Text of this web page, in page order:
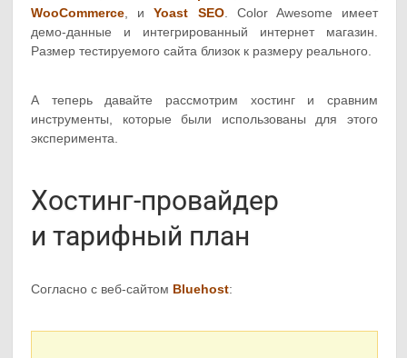
WooCommerce , иYoast SEO. Color Awesome имеет
демо-данные и интегрированный интернет магазин.
Размер тестируемого сайта близок к размеру реального.
А теперь давайте рассмотрим хостинг и сравним
инструменты, которые были использованы для этого
эксперимента.
Хостинг-провайдер
и тарифный план
Согласно с веб-сайтом Bluehost: